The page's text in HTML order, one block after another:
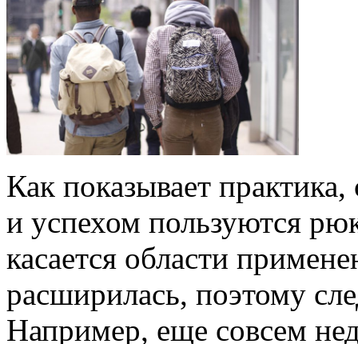
Как показывает
и успехом пользуются
касается области
расширилась, поэтому
Например, еще совсем